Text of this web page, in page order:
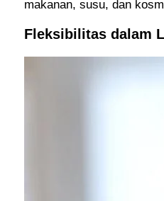
makanan, susu, dan
Fleksibilitas dalam